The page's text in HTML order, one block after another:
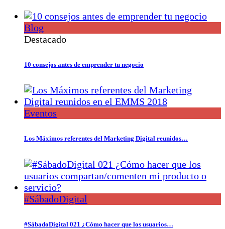
Blog
Destacado
10 consejos antes de emprender tu negocio
Eventos
Los Máximos referentes del Marketing Digital reunidos…
#SábadoDigital
#SábadoDigital 021 ¿Cómo hacer que los usuarios…